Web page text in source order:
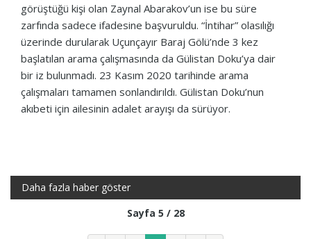
görüştüğü kişi olan Zaynal Abarakov’un ise bu süre
zarfında sadece ifadesine başvuruldu. “İntihar” olasılığı
üzerinde durularak Uçunçayır Baraj Gölü’nde 3 kez
başlatılan arama çalışmasında da Gülistan Doku’ya dair
bir iz bulunmadı. 23 Kasım 2020 tarihinde arama
çalışmaları tamamen sonlandırıldı. Gülistan Doku’nun
akıbeti için ailesinin adalet arayışı da sürüyor.
Daha fazla haber göster
Sayfa 5 / 28